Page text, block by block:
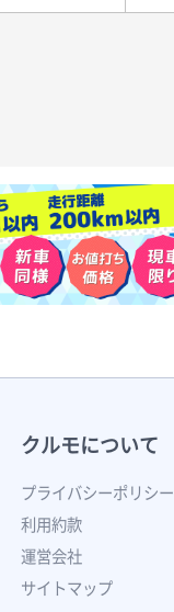
クルモについて
プライバシーポリシー
利用約款
運営会社
サイトマップ